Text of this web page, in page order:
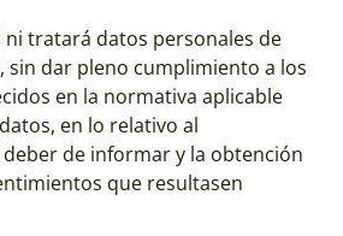
ni tratará datos personales de
sin dar pleno cumplimiento a los
en la normativa aplicable
en lo relativo al
de informar y la obtención
que resultasen